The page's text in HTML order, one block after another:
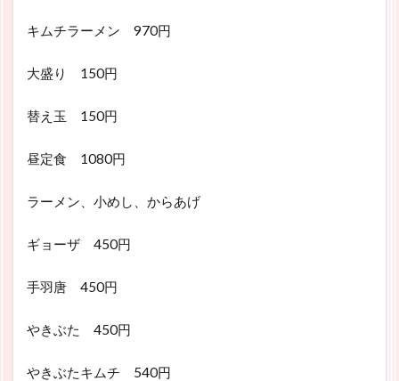
キムチラーメン 970円
大盛り 150円
替え玉 150円
昼定食 1080円
ラーメン、小めし、からあげ
ギョーザ 450円
手羽唐 450円
やきぶた 450円
やきぶたキムチ 540円